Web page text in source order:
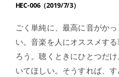
HEC-006（2019/7/3）
ごく単純に、最高に音がか
い。音楽を人にオススメす
ろう。聴くときにひとつだ
いてほしい。そうすれば、